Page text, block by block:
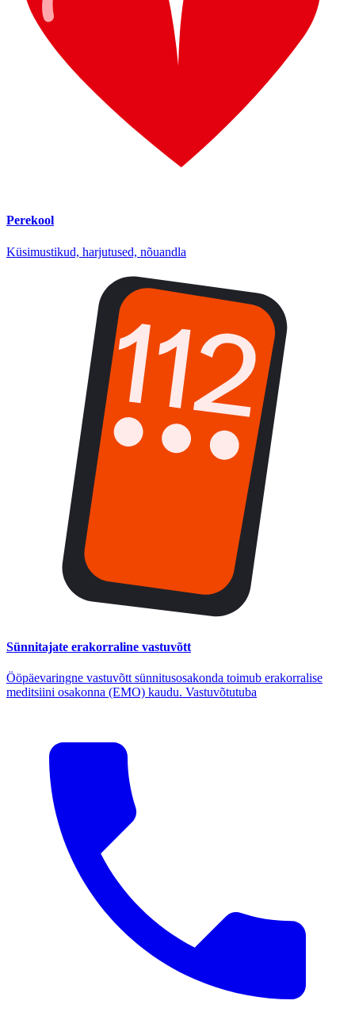
Perekool
Küsimustikud, harjutused, nõuandla
Sünnitajate erakorraline vastuvõtt
Ööpäevaringne vastuvõtt sünnitusosakonda toimub erakorralise
meditsiini osakonna (EMO) kaudu. Vastuvõtutuba